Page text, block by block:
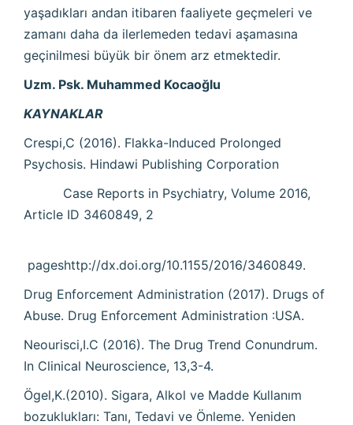
yaşadıkları andan itibaren faaliyete geçmeleri ve
zamanı daha da ilerlemeden tedavi aşamasına
geçinilmesi büyük bir önem arz etmektedir.
Uzm. Psk. Muhammed Kocaoğlu
KAYNAKLAR
Crespi,C (2016). Flakka-Induced Prolonged
Psychosis. Hindawi Publishing Corporation
Case Reports in Psychiatry, Volume 2016,
Article ID 3460849, 2
pageshttp://dx.doi.org/10.1155/2016/3460849.
Drug Enforcement Administration (2017). Drugs of
Abuse. Drug Enforcement Administration :USA.
Neourisci,I.C (2016). The Drug Trend Conundrum.
In Clinical Neuroscience, 13,3-4.
Ögel,K.(2010). Sigara, Alkol ve Madde Kullanım
bozuklukları: Tanı, Tedavi ve Önleme. Yeniden